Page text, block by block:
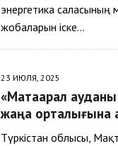
энергетика саласының
жобаларын іске…
23 ИЮЛЯ, 2025
«Мақтаарал ауданы
жаңа орталығына
Түркістан облысы,